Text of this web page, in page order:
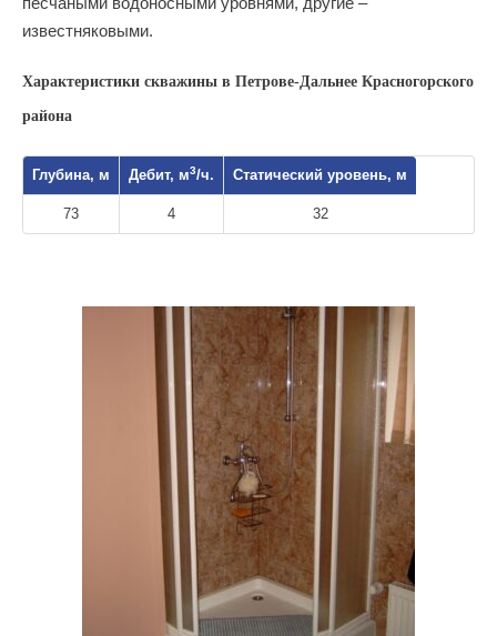
известняковыми.
Характеристики скважины в Петрове-Дальнее Красногорского
района
Глубина, м Дебит, м3/ч. Статический уровень, м
73 4 32